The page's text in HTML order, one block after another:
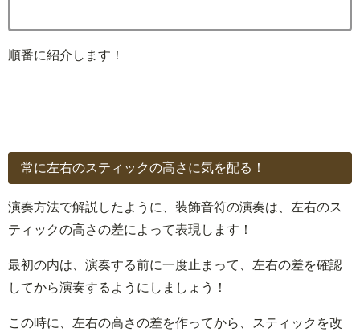
順番に紹介します！
常に左右のスティックの高さに気を配る！
演奏方法で解説したように、装飾音符の演奏は、左右のス
ティックの高さの差によって表現します！
最初の内は、演奏する前に一度止まって、左右の差を確認
してから演奏するようにしましょう！
この時に、左右の高さの差を作ってから、スティックを改